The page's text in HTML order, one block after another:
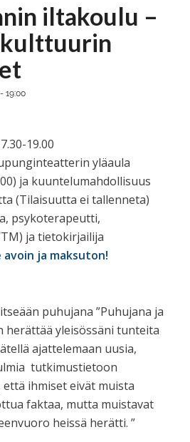
iltakoulu –
19:00
19.00
yläaula
ja kuuntelumahdollisuus
(Tilaisuutta ei tallenneta)
psykoterapeutti,
ja tietokirjailija
avoin ja maksuton!
puhujana ”Puhujana ja
herättää yleisössäni tunteita
ajattelemaan uusia,
tutkimustietoon
ihmiset eivät muista
faktaa, mutta muistavat
heissä herätti. ”